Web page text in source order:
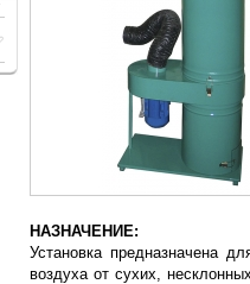
НАЗНАЧЕНИЕ:
Установка предназначена
воздуха от сухих,